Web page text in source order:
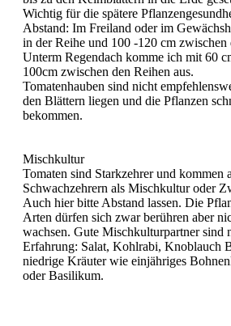
Wichtig für die spätere
Abstand: Im Freiland oder im
in der Reihe und 100 -120 cm zwischen
Unterm Regendach komme ich mit 60
100cm zwischen den Reihen aus.
Tomatenhauben sind nicht
den Blättern liegen und die Pflanzen
bekommen.
Mischkultur
Tomaten sind Starkzehrer und kommen
Schwachzehrern als Mischkultur oder
Auch hier bitte Abstand lassen. Die
Arten dürfen sich zwar berühren aber
wachsen. Gute Mischkulturpartner sind
Erfahrung: Salat, Kohlrabi, Knoblauch
niedrige Kräuter wie einjähriges
oder Basilikum.